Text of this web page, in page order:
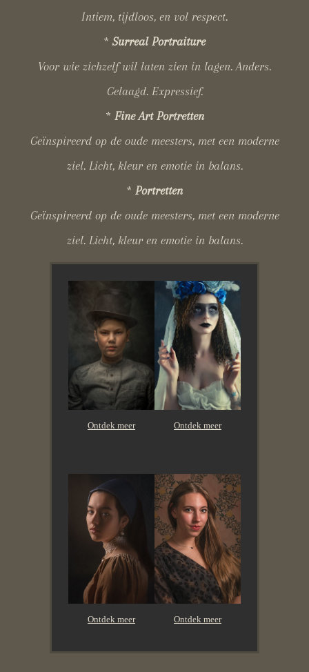
Intiem, tijdloos, en vol respect.
* Surreal Portraiture
Voor wie zichzelf wil laten zien in lagen. Anders.
Gelaagd. Expressief.
* Fine Art Portretten
Geïnspireerd op de oude meesters, met een moderne
ziel. Licht, kleur en emotie in balans.
* Portretten
Geïnspireerd op de oude meesters, met een moderne
ziel. Licht, kleur en emotie in balans.
Ontdek meer Ontdek meer
Ontdek meer Ontdek meer